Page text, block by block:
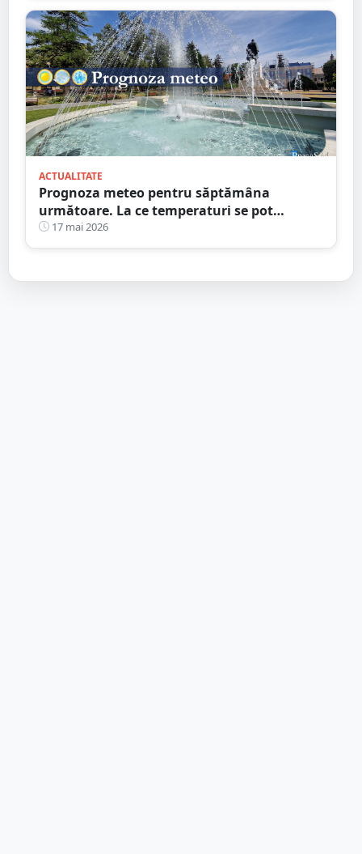
ACTUALITATE
Prognoza meteo pentru săptămâna
următoare. La ce temperaturi se pot
aștepta sătmărenii
17 mai 2026